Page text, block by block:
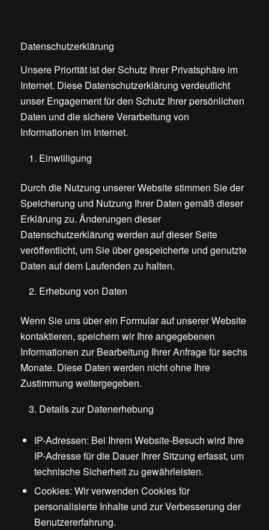
Datenschutzerklärung
Unsere Priorität ist der Schutz Ihrer Privatsphäre im
Internet. Diese Datenschutzerklärung verdeutlicht
unser Engagement für den Schutz Ihrer persönlichen
Daten und die sichere Verarbeitung von
Informationen im Internet.
Einwilligung
Durch die Nutzung unserer Website stimmen Sie der
Speicherung und Nutzung Ihrer Daten gemäß dieser
Erklärung zu. Änderungen dieser
Datenschutzerklärung werden auf dieser Seite
veröffentlicht, um Sie über gespeicherte und genutzte
Daten auf dem Laufenden zu halten.
Erhebung von Daten
Wenn Sie uns über ein Formular auf unserer Website
kontaktieren, speichern wir Ihre angegebenen
Informationen zur Bearbeitung Ihrer Anfrage für sechs
Monate. Diese Daten werden nicht ohne Ihre
Zustimmung weitergegeben.
Details zur Datenerhebung
IP-Adressen: Bei Ihrem Website-Besuch wird Ihre
IP-Adresse für die Dauer Ihrer Sitzung erfasst, um
technische Sicherheit zu gewährleisten.
Cookies: Wir verwenden Cookies für
personalisierte Inhalte und zur Verbesserung der
Benutzererfahrung.